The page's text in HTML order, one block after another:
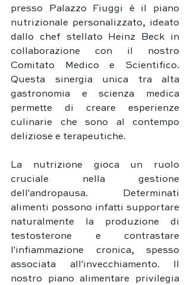
presso Palazzo Fiuggi è il piano
nutrizionale personalizzato, ideato
dallo chef stellato Heinz Beck in
collaborazione con il nostro
Comitato Medico e Scientifico.
Questa sinergia unica tra alta
gastronomia e scienza medica
permette di creare esperienze
culinarie che sono al contempo
deliziose e terapeutiche.
La nutrizione gioca un ruolo
cruciale nella gestione
dell'andropausa. Determinati
alimenti possono infatti supportare
naturalmente la produzione di
testosterone e contrastare
l'infiammazione cronica, spesso
associata all'invecchiamento. Il
nostro piano alimentare privilegia